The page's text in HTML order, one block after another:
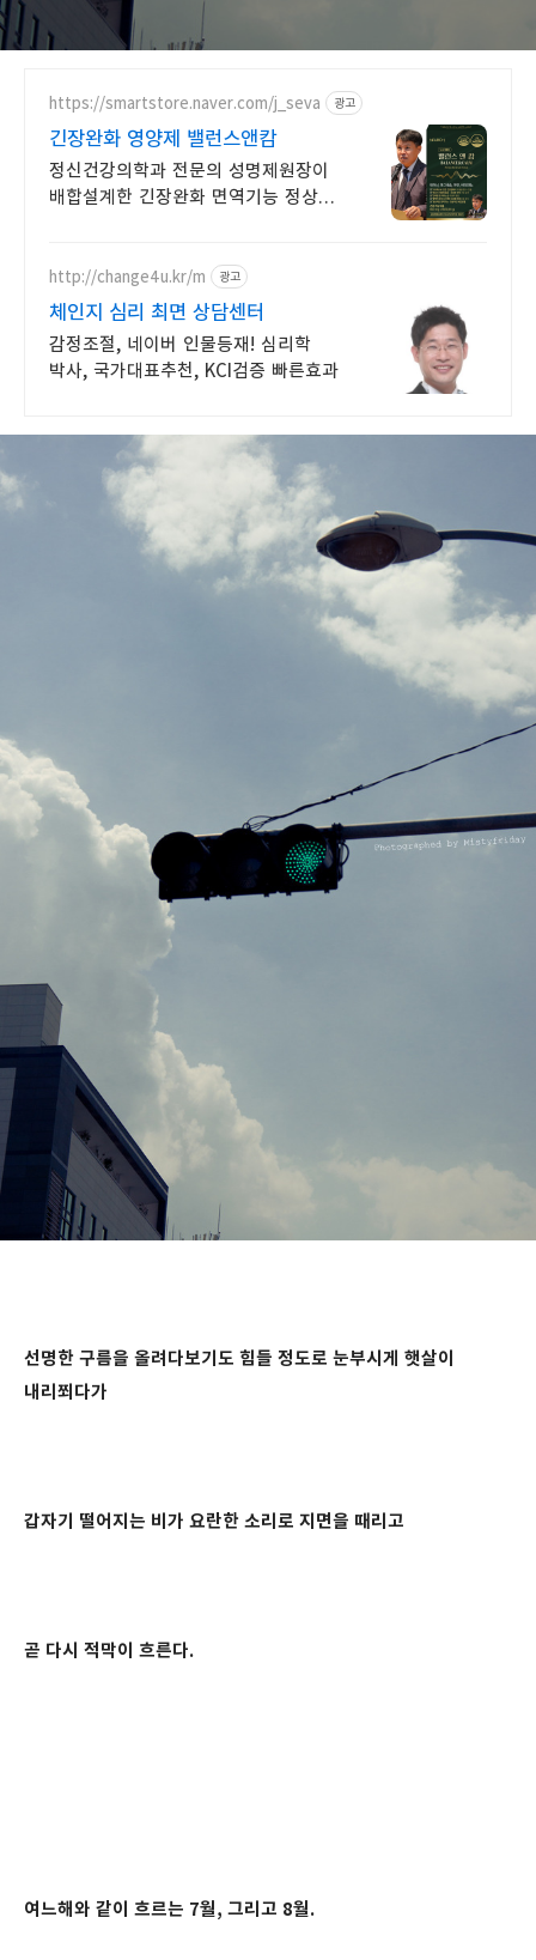
https://smartstore.naver.com/j_seva 광고
긴장완화 영양제 밸런스앤캄
정신건강의학과 전문의 성명제원장이
배합설계한 긴장완화 면역기능 정상을
http://change4u.kr/m 광고
체인지 심리 최면 상담센터
감정조절, 네이버 인물등재! 심리학
박사, 국가대표추천, KCI검증 빠른효과
선명한 구름을 올려다보기도 힘들 정도로 눈부시게 햇살이
내리쬐다가
갑자기 떨어지는 비가 요란한 소리로 지면을 때리고
곧 다시 적막이 흐른다.
여느해와 같이 흐르는 7월, 그리고 8월.